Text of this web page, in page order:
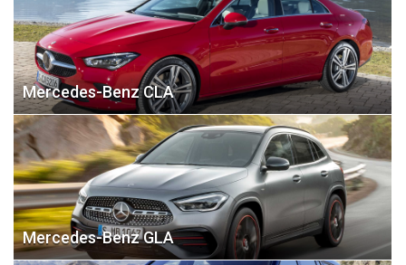
Mercedes-Benz CLA
Mercedes-Benz GLA